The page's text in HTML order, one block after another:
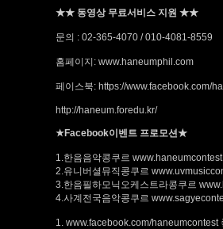
★★ 동영상 무료서비스 지원 ★★
문의 : 02-365-4070 / 010-4081-8559
홈페이지: www.haneumphil.com
페이스북: https://www.facebook.com/
http://haneum.foredu.kr/
★Facebook이벤트 프로모션★
1.한음음악콩쿠르
2.유니버셜뮤직콩쿠르
3.한음필하모닉오케스트라콩쿠르
4.사계전국음악콩쿠르
1. www.facebook.com/haneumcontest